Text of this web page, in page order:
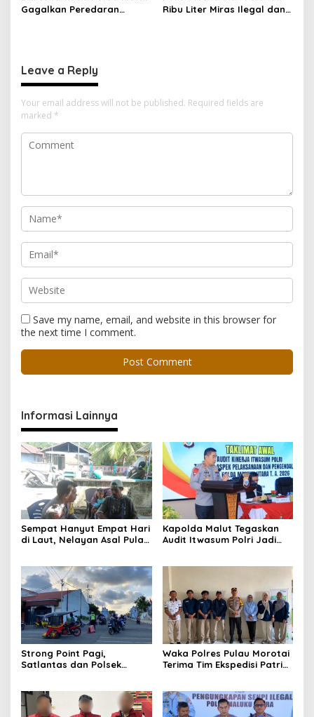
Gagalkan Peredaran
Ribu Liter Miras Ilegal dan
Leave a Reply
Your email address will not be published. Required fields are
marked *
Save my name, email, and website in this browser for
the next time I comment.
Informasi Lainnya
Sempat Hanyut Empat Hari
di Laut, Nelayan Asal Pulau
Utara
Kapolda Malut Tegaskan
Audit Itwasum Polri Jadi
Strong Point Pagi,
Satlantas dan Polsek
serta Keselamatan Berlalu
Lintas
Waka Polres Pulau Morotai
Terima Tim Ekspedisi Patriot
Wilayah Morotai